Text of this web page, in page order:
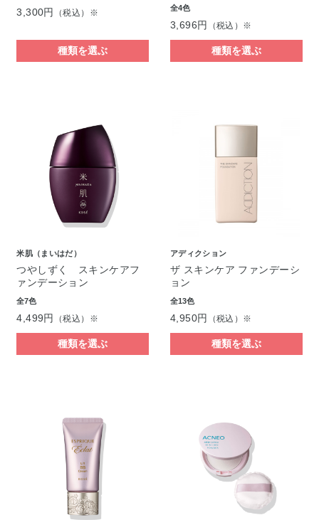
3,300円 （税込）※
種類を選ぶ
全4色
3,696円 （税込）※
種類を選ぶ
米肌（まいはだ）
つやしずく スキンケアフ
ァンデーション
全7色
4,499円 （税込）※
種類を選ぶ
アディクション
ザ スキンケア ファンデーシ
ョン
全13色
4,950円 （税込）※
種類を選ぶ